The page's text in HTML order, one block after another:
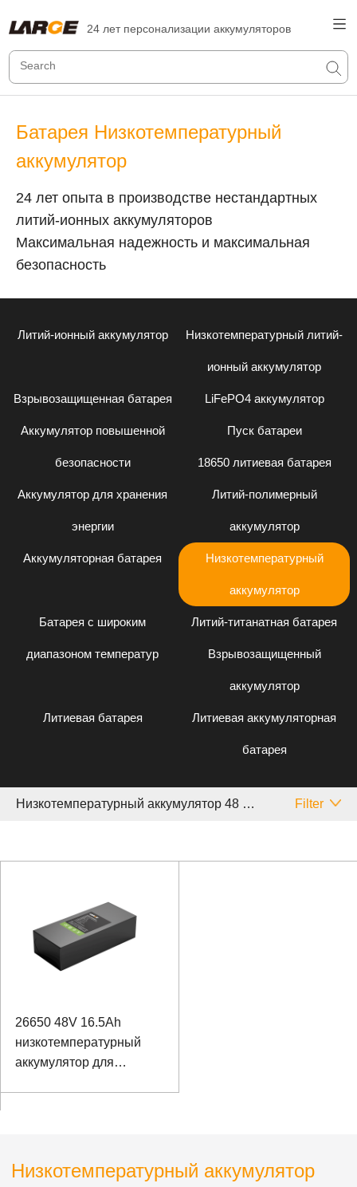
24 лет персонализации аккумуляторов
Батарея Низкотемпературный
аккумулятор
24 лет опыта в производстве нестандартных
литий-ионных аккумуляторов
Максимальная надежность и максимальная
безопасность
Литий-ионный аккумулятор Низкотемпературный литий-
ионный аккумулятор
Взрывозащищенная батарея LiFePO4 аккумулятор
Аккумулятор повышенной
безопасности
Пуск батареи
18650 литиевая батарея
Аккумулятор для хранения
энергии
Литий-полимерный
аккумулятор
Аккумуляторная батарея Низкотемпературный
аккумулятор
Батарея с широким
диапазоном температур
Литий-титанатная батарея
Взрывозащищенный
аккумулятор
Литиевая батарея Литиевая аккумуляторная
батарея
Низкотемпературный аккумулятор 48 V Медицинское Filter
26650 48V 16.5Ah
низкотемпературный
аккумулятор для
Низкотемпературный аккумулятор